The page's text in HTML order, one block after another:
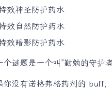
效神圣防护药水
效自然防护药水
效暗影防护药水
个谜题是一个叫“勤勉的守护者
你没有诺格弗格药剂的 buff